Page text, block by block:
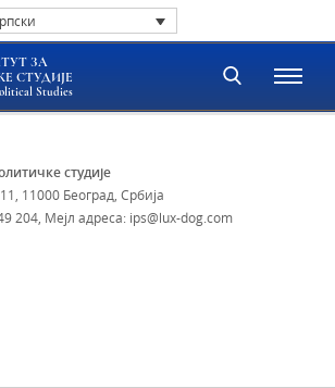
ЗА
СТУДИЈЕ
Studies
студије
11000 Београд, Србија
204 Мејл адреса: ips@lux-dog.com